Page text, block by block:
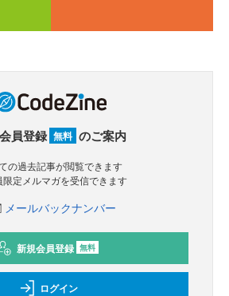
員登録 無料 のご案内
の過去記事が閲覧できます
限定メルマガを受信できます
メールバックナンバー
新規会員登録 無料
ログイン